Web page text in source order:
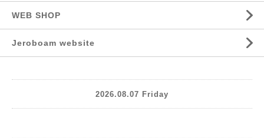
WEB SHOP
Jeroboam website
2026.08.07 Friday